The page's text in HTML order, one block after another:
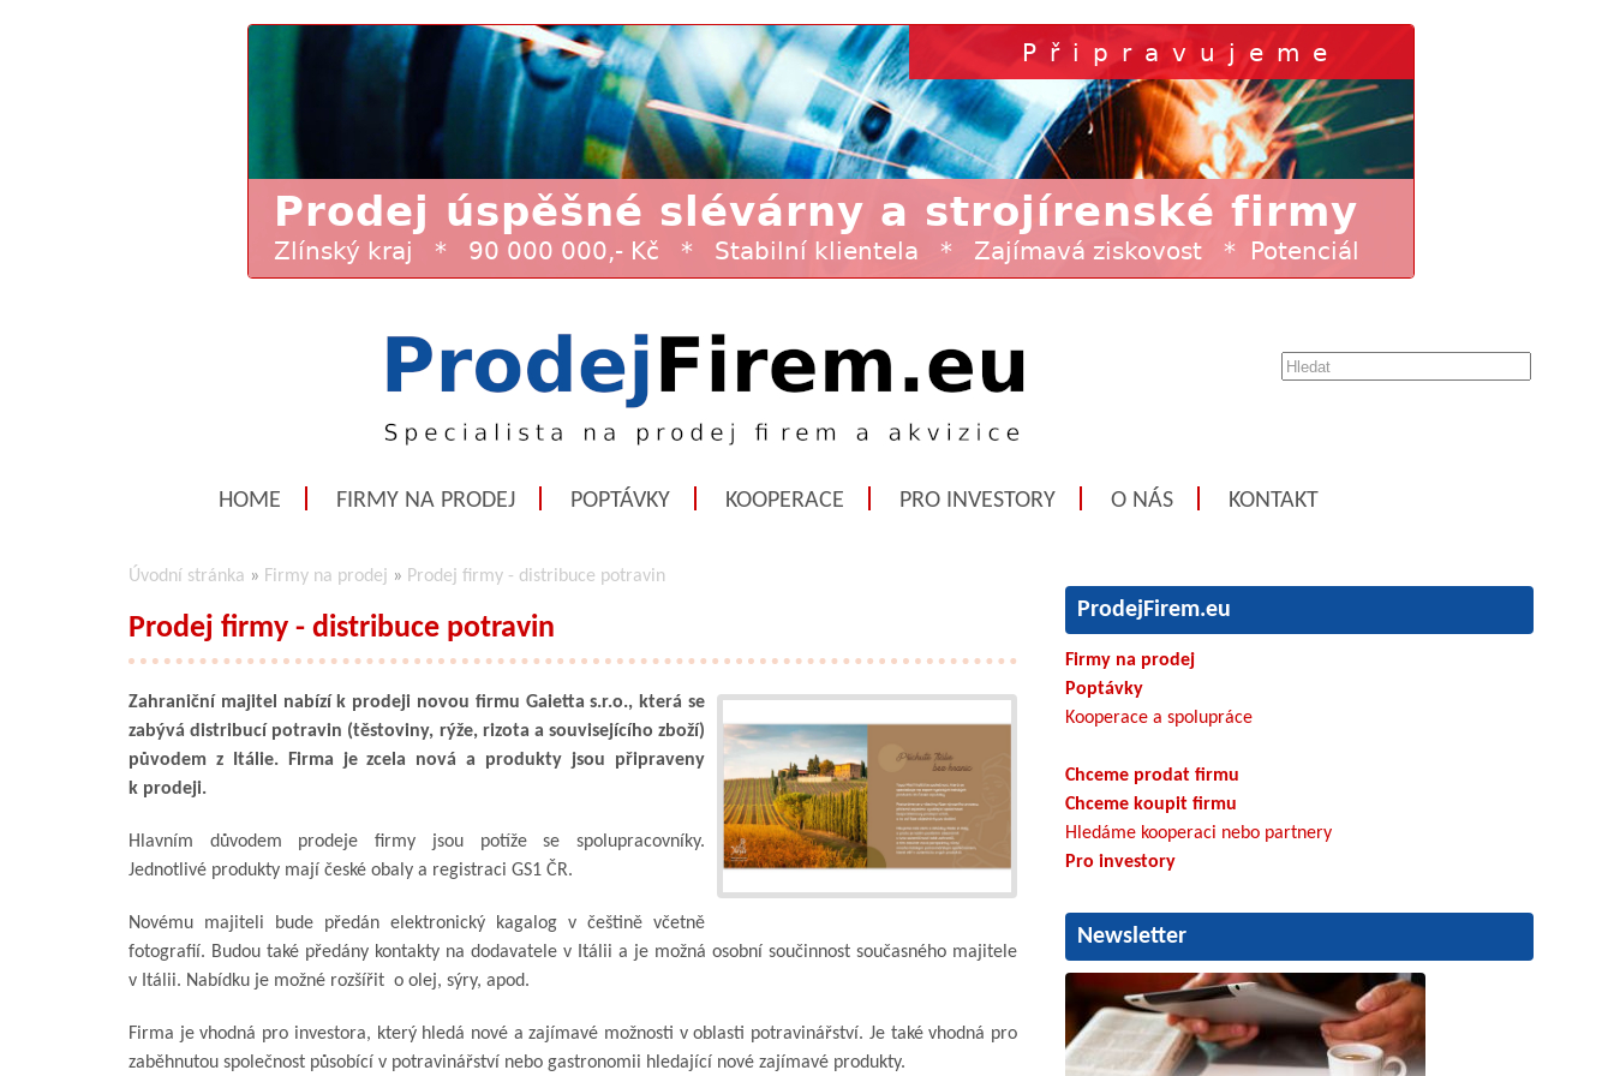
HOME FIRMY NA PRODEJ POPTÁVKY KOOPERACE PRO INVESTORY O NÁS KONTAKT
Úvodní stránka » Firmy na prodej » Prodej firmy - distribuce potravin
Prodej firmy - distribuce potravin
Zahraniční majitel nabízí k prodeji novou firmu Gaietta s.r.o., která se
zabývá distribucí potravin (těstoviny, rýže, rizota a souvisejícího zboží)
původem z Itálie. Firma je zcela nová a produkty jsou připraveny
k prodeji.
Hlavním důvodem prodeje firmy jsou potíže se spolupracovníky.
Jednotlivé produkty mají české obaly a registraci GS1 ČR.
Novému majiteli bude předán elektronický kagalog v češtině včetně
fotografií. Budou také předány kontakty na dodavatele v Itálii a je možná osobní součinnost současného majitele
v Itálii. Nabídku je možné rozšířit o olej, sýry, apod.
Firma je vhodná pro investora, který hledá nové a zajímavé možnosti v oblasti potravinářství. Je také vhodná pro
zaběhnutou společnost působící v potravinářství nebo gastronomii hledající nové zajímavé produkty.
ProdejFirem.eu
Firmy na prodej
Poptávky
Kooperace a spolupráce
Chceme prodat firmu
Chceme koupit firmu
Hledáme kooperaci nebo partnery
Pro investory
Newsletter